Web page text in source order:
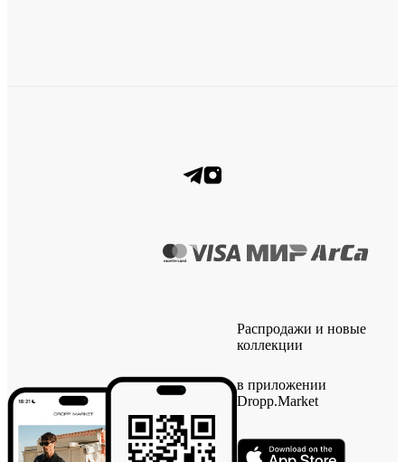
Распродажи и новые
коллекции
в приложении
Dropp.Market